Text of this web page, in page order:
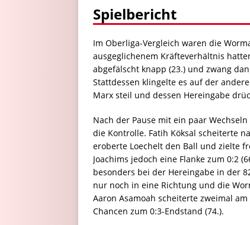
Spielbericht
Im Oberliga-Vergleich waren die
ausgeglichenem Kräfteverhältnis
abgefälscht knapp (23.) und zwang
Stattdessen klingelte es auf der
Marx steil und dessen Hereingabe
Nach der Pause mit ein paar
die Kontrolle. Fatih Köksal scheiterte
eroberte Loechelt den Ball und zielte
Joachims jedoch eine Flanke zum 0:2
besonders bei der Hereingabe in der
nur noch in eine Richtung und die
Aaron Asamoah scheiterte zweimal
Chancen zum 0:3-Endstand (74.).